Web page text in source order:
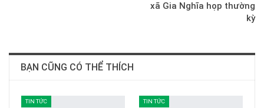
xã Gia Nghĩa họp thường
kỳ
BẠN CŨNG CÓ THỂ THÍCH
TIN TỨC TIN TỨC